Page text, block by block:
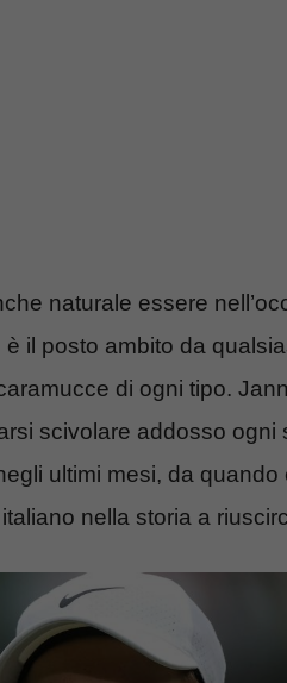
naturale essere
il posto ambito da
di ogni tipo.
scivolare addosso ogni
ultimi mesi, da quando
nella storia a